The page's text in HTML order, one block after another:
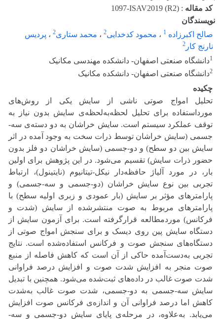
کد مقاله :
1097-ISAV2019 (R2)
نویسندگان
صالح اکبرزاده 1 ، محمود کدخدایی2 ، محمد ستاری2 ، پردیس
نارنج کار 2
1دانشگاه صنعتی اصفهان- دانشکده مهندسی مکانیک
2دانشگاه صنعتی اصفهان- دانشکده مکانیک
چکیده
تحلیل امواج صوتی ناشی از سایش یکی از روش‌های
مورداستفاده برای تحلیل لحظه‌به‌لحظه‌ی سایش بدون نیاز به
توقف عملکرد سیستم است. سایش خراشان به دو دسته‌ی سه-
جسمی (سایش خراشان توسط ذرات سخت به وجود آمده در اثر
سایش بین دو سطح) و دو-جسمی (سایش خراشان دو فلز بدون
حضور ذرات سایش) تقسیم می‌شود. در این پژوهش برای اولین
بار، در مورد آلیاژ حافظه‌دار نیکل-تیتانیوم (نایتینول)، ارتباط
تجربی بین نوع سایش خراشان (دو-جسمی و سه-جسمی) و
پارامترهای مؤثر بر سایش (بار عمودی و زبری اولیه سطح) با
پارامترهای مربوط به صوت منتشرشده از سایش (شدت و
فرکانس) موردمطالعه قرارگرفته است. برای آزمون سایش از
دستگاه سایش پین روی دیسک و برای سنجش امواج صوتی از
دستگاه‌های سنجش صوت و فرکانس استفاده‌شده است. نتایج
تجربی به‌دست‌آمده حاکی از آن است که کاهش فاصله از منبع
صوت منجر به افزایش شدت صوت و افزایش درصد فراوانی
شدت صوت غالب در داده‌های ثبت‌شده می‌شود. همچنین با تبدیل
سایش سه-جسمی به دو-جسمی، شدت صوت غالب به‌شدت
کاهش اما درصد فراوانی آن و اندازه‌ی فرکانس صوت افزایش
می‌یابد. به‌علاوه، در مرحله‌ی پایای سایش دو-جسمی و سه-